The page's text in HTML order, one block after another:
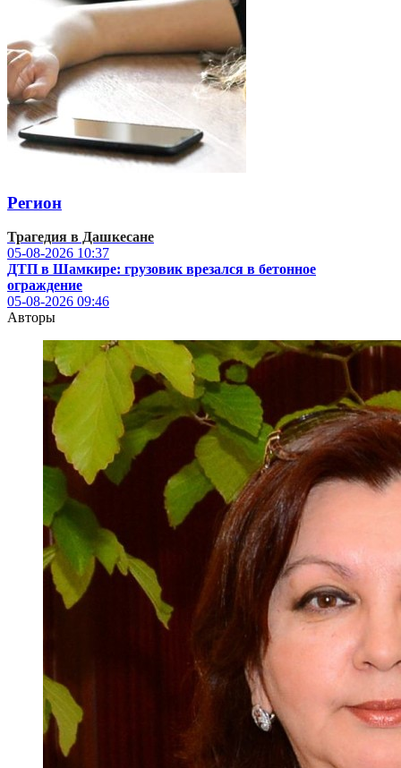
Регион
Трагедия в Дашкесане
05-08-2026 10:37
ДТП в Шамкире: грузовик врезался в бетонное
ограждение
05-08-2026 09:46
Авторы